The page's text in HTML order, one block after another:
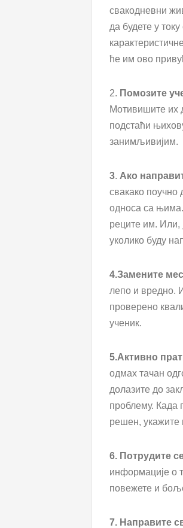
свакодневни
да будете у
ће им ово
2. Помозите
Мотивишите их
подстаћи
занимљивијим.
3. Ако
свакако
односа са њима.
реците им. Или,
уколико буду
4.Замените
лепо и вредно.
проверено
ученик.
5.Активно
одмах тачан
долазите до
проблему. Када
решен, укажите
6. Потрудите
информације о
повежете и
7. Направите